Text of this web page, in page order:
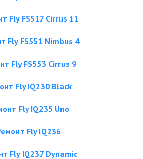
Fly FS517 Cirrus 11
Fly FS551 Nimbus 4
Fly FS553 Cirrus 9
Fly IQ230 Black
Fly IQ235 Uno
Fly IQ236
Fly IQ237 Dynamic